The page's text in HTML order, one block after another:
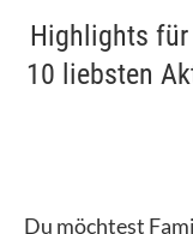
Highlights für
10 liebsten
Du möchtest